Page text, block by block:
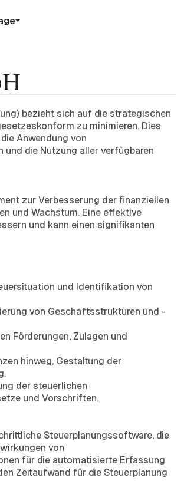
bezieht sich auf die strategischen
zu minimieren. Dies
Anwendung von
die Nutzung aller verfügbaren
zur Verbesserung der finanziellen
und Wachstum. Eine effektive
und kann einen signifikanten
und Identifikation von
von Geschäftsstrukturen und -
Förderungen, Zulagen und
hinweg, Gestaltung der
der steuerlichen
und Vorschriften.
Steuerplanungssoftware, die
von
für die automatisierte Erfassung
Zeitaufwand für die Steuerplanung